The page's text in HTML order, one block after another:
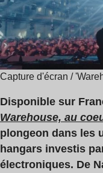
:
1
min
Lens
,
Ellen
Allien
Capture d'écran /
Disponible sur
Warehouse, au
plongeon dans les
hangars investis
électroniques. De